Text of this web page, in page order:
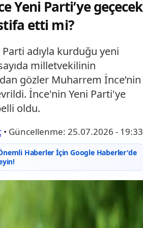
Yeni Parti’ye geçecek
etti mi?
Parti adıyla kurduğu yeni
milletvekilinin
gözler Muharrem İnce’nin
İnce'nin Yeni Parti'ye
oldu.
• Güncellenme: 25.07.2026 - 19:33
Haberler İçin Google Haberler'de